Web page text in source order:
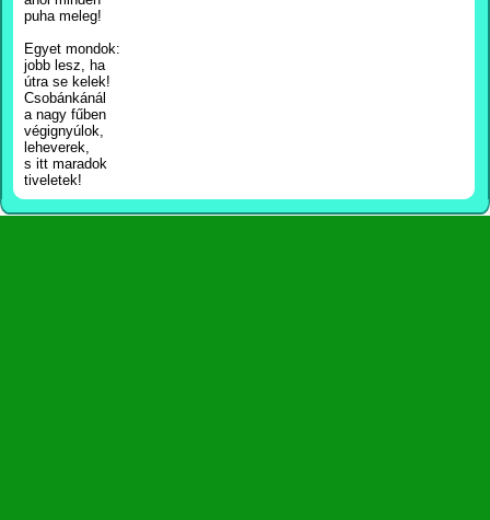
puha meleg!
Egyet mondok:
jobb lesz, ha
útra se kelek!
Csobánkánál
a nagy fűben
végignyúlok,
leheverek,
s itt maradok
tiveletek!